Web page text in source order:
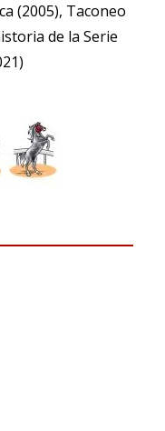
(2005), Taconeo
de la Serie